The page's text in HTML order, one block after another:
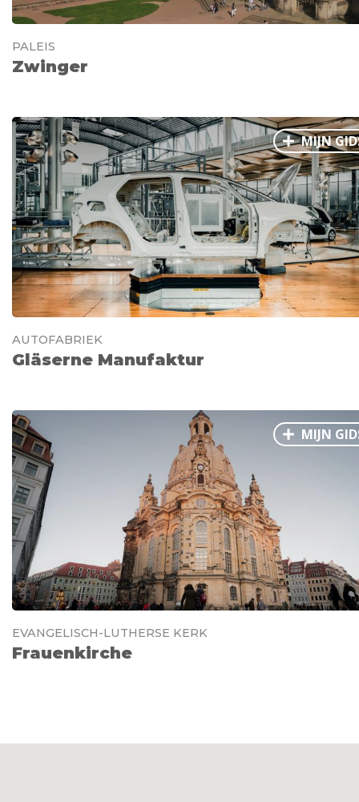
PALEIS
Zwinger
MIJN
AUTOFABRIEK
Gläserne Manufaktur
MIJN
EVANGELISCH-LUTHERSE KERK
Frauenkirche